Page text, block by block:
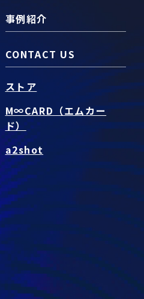
事例紹介
CONTACT US
ストア
M∞CARD（エムカー
ド）
a2shot